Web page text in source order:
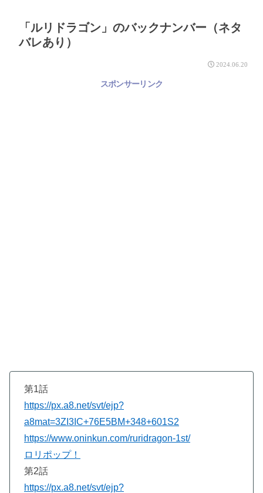
「ルリドラゴン」のバックナンバー（ネタ
バレあり）
2024.06.20
スポンサーリンク
第1話
https://px.a8.net/svt/ejp?
a8mat=3ZI3IC+76E5BM+348+601S2
https://www.oninkun.com/ruridragon-1st/
ロリポップ！
第2話
https://px.a8.net/svt/ejp?